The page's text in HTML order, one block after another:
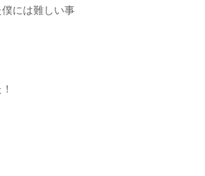
には難しい事